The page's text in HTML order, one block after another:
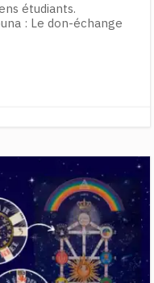
étudiants.
: Le don-échange